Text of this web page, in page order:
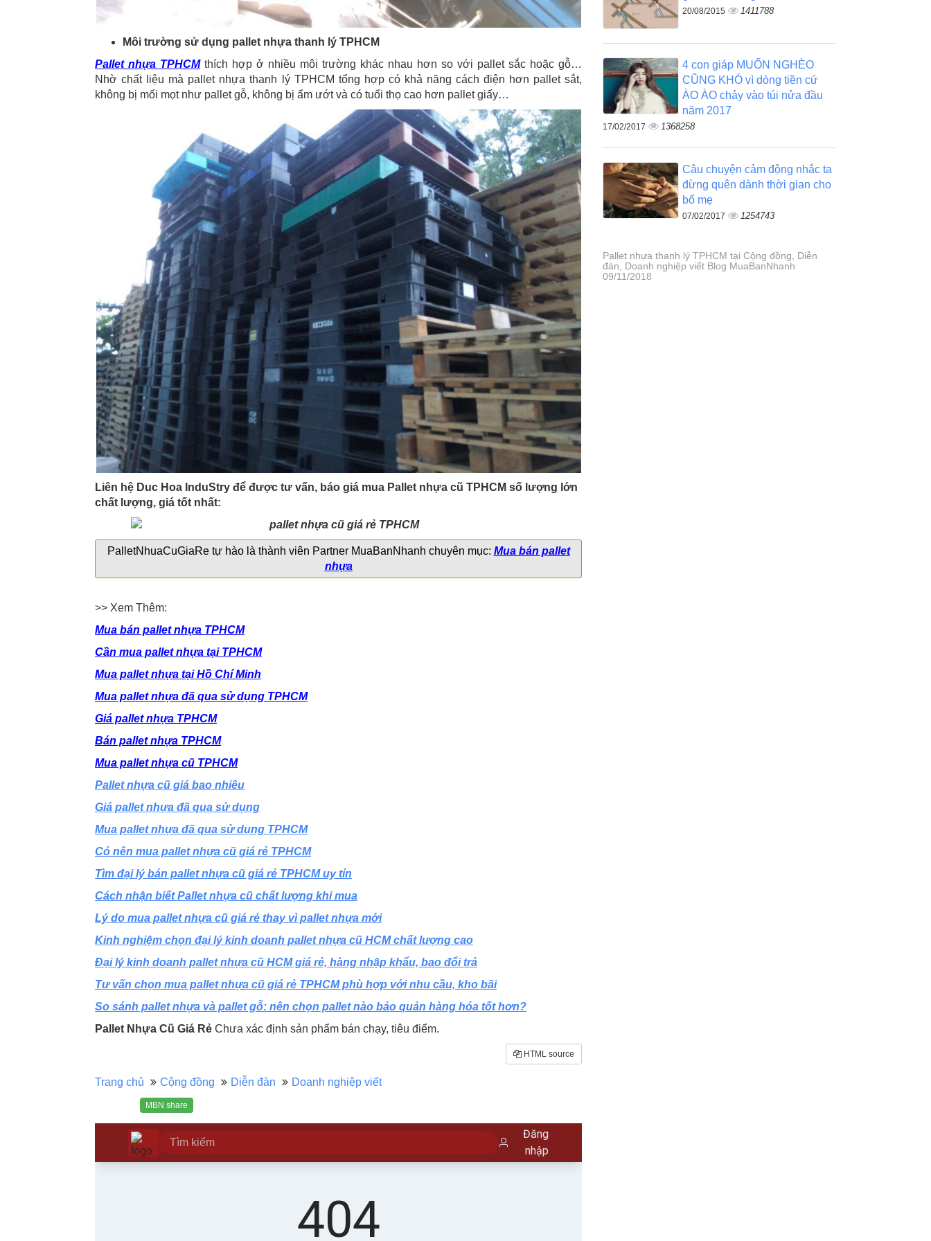
Môi trường sử dụng pallet nhựa thanh lý TPHCM
Pallet nhựa TPHCMthích hợp ở nhiều môi trường khác nhau hơn so với pallet sắc hoặc gỗ…
Nhờ chất liệu mà pallet nhựa thanh lý TPHCM tổng hợp có khả năng cách điện hơn pallet sắt,
không bị mối mọt như pallet gỗ, không bị ẩm ướt và có tuổi thọ cao hơn pallet giấy…
Liên hệ Duc Hoa InduStry để được tư vấn, báo giá mua Pallet nhựa cũ TPHCM số lượng lớn
chất lượng, giá tốt nhất:
PalletNhuaCuGiaRe tự hào là thành viên Partner MuaBanNhanh chuyên mục: Mua bán pallet
nhựa
>> Xem Thêm:
Mua bán pallet nhựa TPHCM
Cần mua pallet nhựa tại TPHCM
Mua pallet nhựa tại Hồ Chí Minh
Mua pallet nhựa đã qua sử dụng TPHCM
Giá pallet nhựa TPHCM
Bán pallet nhựa TPHCM
Mua pallet nhựa cũ TPHCM
Pallet nhựa cũ giá bao nhiêu
Giá pallet nhựa đã qua sử dụng
Mua pallet nhựa đã qua sử dụng TPHCM
Có nên mua pallet nhựa cũ giá rẻ TPHCM
Tìm đại lý bán pallet nhựa cũ giá rẻ TPHCM uy tín
Cách nhận biết Pallet nhựa cũ chất lượng khi mua
Lý do mua pallet nhựa cũ giá rẻ thay vì pallet nhựa mới
Kinh nghiệm chọn đại lý kinh doanh pallet nhựa cũ HCM chất lượng cao
Đại lý kinh doanh pallet nhựa cũ HCM giá rẻ, hàng nhập khẩu, bao đổi trả
Tư vấn chọn mua pallet nhựa cũ giá rẻ TPHCM phù hợp với nhu cầu, kho bãi
So sánh pallet nhựa và pallet gỗ: nên chọn pallet nào bảo quản hàng hóa tốt hơn?
Pallet Nhựa Cũ Giá Rẻ Chưa xác định sản phẩm bán chạy, tiêu điểm.
HTML source
Trang chủ Cộng đồng Diễn đàn Doanh nghiệp viết
MBN share
20/08/2015 1411788
4 con giáp MUỐN NGHÈO
CŨNG KHÓ vì dòng tiền cứ
ÀO ÀO chảy vào túi nửa đầu
năm 2017
17/02/2017 1368258
Câu chuyện cảm động nhắc ta
đừng quên dành thời gian cho
bố mẹ
07/02/2017 1254743
Pallet nhựa thanh lý TPHCM tại Cộng đồng, Diễn
đàn, Doanh nghiệp viết Blog MuaBanNhanh
09/11/2018